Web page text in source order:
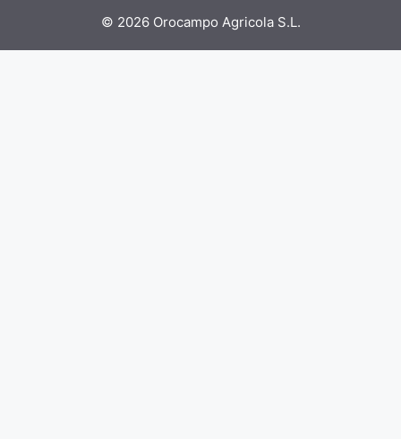
© 2026 Orocampo Agricola S.L.